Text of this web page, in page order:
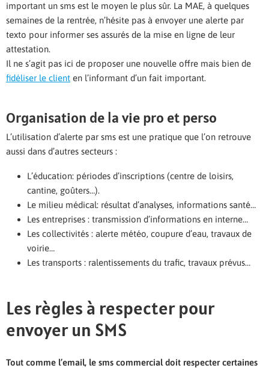
important un sms est le moyen le plus sûr. La MAE, à quelques
semaines de la rentrée, n’hésite pas à envoyer une alerte par
texto pour informer ses assurés de la mise en ligne de leur
attestation.
Il ne s’agit pas ici de proposer une nouvelle offre mais bien de
fidéliser le client en l’informant d’un fait important.
Organisation de la vie pro et perso
L’utilisation d’alerte par sms est une pratique que l’on retrouve
aussi dans d’autres secteurs :
L’éducation: périodes d’inscriptions (centre de loisirs,
cantine, goûters…).
Le milieu médical: résultat d’analyses, informations santé…
Les entreprises : transmission d’informations en interne…
Les collectivités : alerte météo, coupure d’eau, travaux de
voirie…
Les transports : ralentissements du trafic, travaux prévus…
Les règles à respecter pour
envoyer un SMS
Tout comme l’email, le sms commercial doit respecter certaines